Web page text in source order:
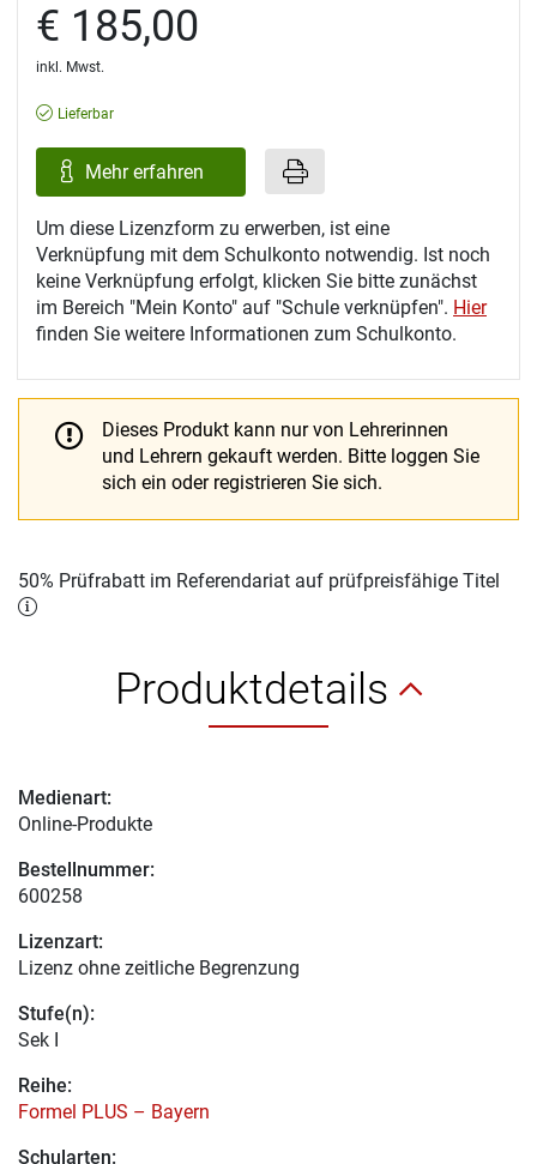
€ 185,00
inkl. Mwst.
Lieferbar
Mehr erfahren
Um diese Lizenzform zu erwerben, ist eine
Verknüpfung mit dem Schulkonto notwendig. Ist noch
keine Verknüpfung erfolgt, klicken Sie bitte zunächst
im Bereich "Mein Konto" auf "Schule verknüpfen". Hier
finden Sie weitere Informationen zum Schulkonto.
Dieses Produkt kann nur von Lehrerinnen
und Lehrern gekauft werden. Bitte loggen Sie
sich ein oder registrieren Sie sich.
50% Prüfrabatt im Referendariat auf prüfpreisfähige Titel
Produktdetails
Medienart:
Online-Produkte
Bestellnummer:
600258
Lizenzart:
Lizenz ohne zeitliche Begrenzung
Stufe(n):
Sek I
Reihe:
Formel PLUS – Bayern
Schularten: